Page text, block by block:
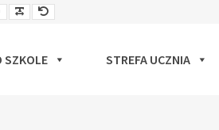
Larger
Font
Readable
Font
Default
Font
SZKOLE STREFA UCZNIA